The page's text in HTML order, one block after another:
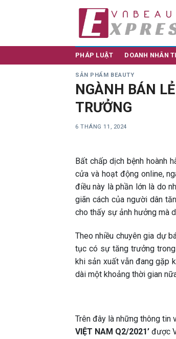
PHÁP LUẬT DOANH NHÂN
SẢN PHẨM BEAUTY
NGÀNH BÁN
TRƯỞNG
6 THÁNG 11, 2024
Bất chấp dịch bệnh hoành
cửa và hoạt động online,
điều này là phần lớn là do
giãn cách của người dân
cho thấy sự ảnh hưởng mà
Theo nhiều chuyên gia dự
tục có sự tăng trưởng
khi sản xuất vẫn đang gặp
dài một khoảng thời gian
Trên đây là những thông
VIỆT NAM Q2/2021’ được